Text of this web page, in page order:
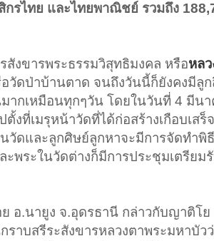
กรไทย และไทยพาณิชย์ รวมถึง
งขารพระธรรมวิสุทธิมงคล หรือหล
ดป่าบ้านตาด จนถึงวันนี้ก็ยังคงมีลู
ากเหมือนทุกๆวัน โดยในวันที่ 4 มีน
ตั้งที่เมรุหน้าวัดที่ได้ก่อสร้างเกือบเสร็
วัดและลูกศิษย์ลูกหาจะมีการจัดทำ
พระในวัดต่างก็มีการประชุมเตรียม
อ.นายูง จ.อุดรธานี กล่าวกับญาติโย
าบสรีระสังขารหลวงตาพระมหาบัว